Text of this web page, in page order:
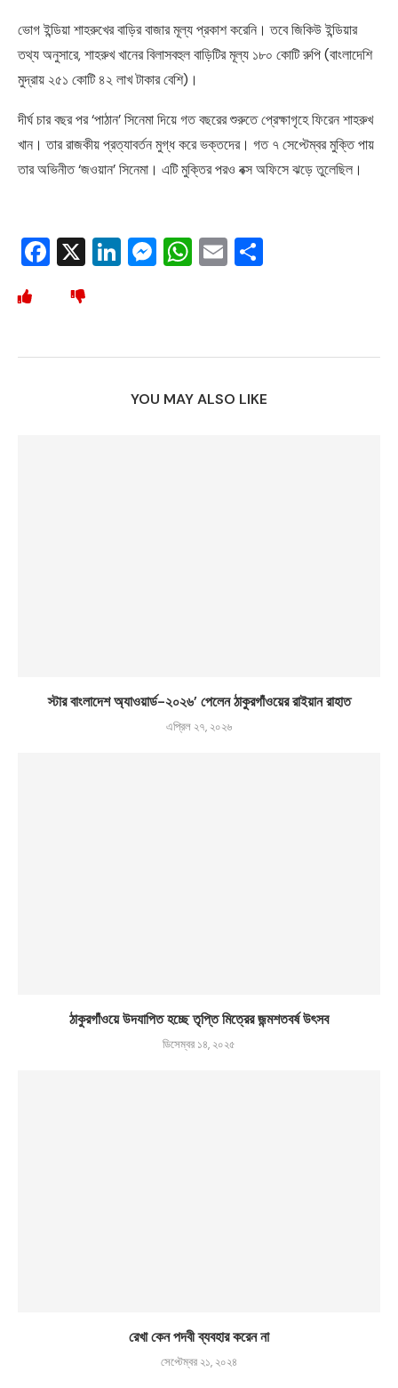
ভোগ ইন্ডিয়া শাহরুখের বাড়ির বাজার মূল্য প্রকাশ করেনি। তবে জিকিউ ইন্ডিয়ার
তথ্য অনুসারে, শাহরুখ খানের বিলাসবহুল বাড়িটির মূল্য ১৮০ কোটি রুপি (বাংলাদেশি
মুদ্রায় ২৫১ কোটি ৪২ লাখ টাকার বেশি)।
দীর্ঘ চার বছর পর ‘পাঠান’ সিনেমা দিয়ে গত বছরের শুরুতে প্রেক্ষাগৃহে ফিরেন শাহরুখ
খান। তার রাজকীয় প্রত্যাবর্তন মুগ্ধ করে ভক্তদের। গত ৭ সেপ্টেম্বর মুক্তি পায়
তার অভিনীত ‘জওয়ান’ সিনেমা। এটি মুক্তির পরও বক্স অফিসে ঝড়ে তুলেছিল।
Facebook
X LinkedIn
Messenger
WhatsApp
Email
YOU MAY ALSO LIKE
স্টার বাংলাদেশ অ্যাওয়ার্ড-২০২৬’ পেলেন ঠাকুরগাঁওয়ের রাইয়ান রাহাত
এপ্রিল ২৭, ২০২৬
ঠাকুরগাঁওয়ে উদযাপিত হচ্ছে তৃপ্তি মিত্রের জন্মশতবর্ষ উৎসব
ডিসেম্বর ১৪, ২০২৫
রেখা কেন পদবী ব্যবহার করেন না
সেপ্টেম্বর ২১, ২০২৪